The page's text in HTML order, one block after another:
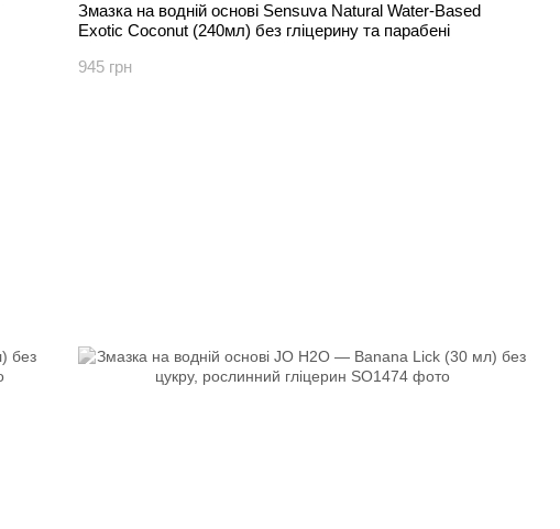
Змазка на водній основі Sensuva Natural Water-Based
Exotic Coconut (240мл) без гліцерину та парабені
945 грн